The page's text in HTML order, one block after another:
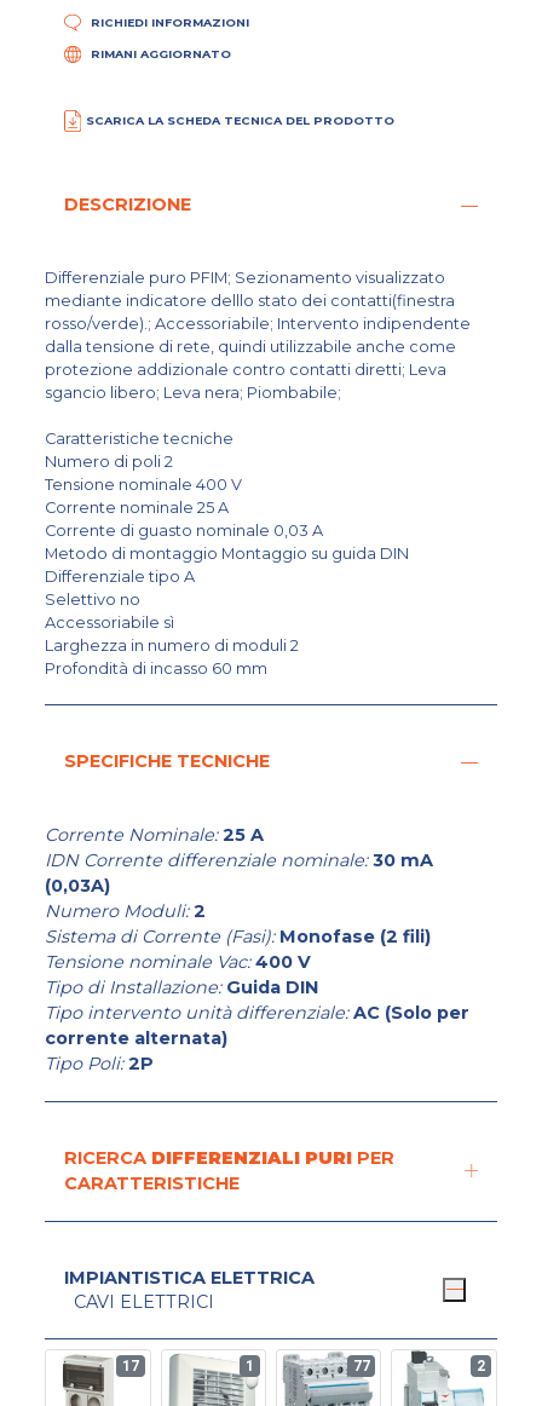
RICHIEDI INFORMAZIONI
RIMANI AGGIORNATO
SCARICA LA SCHEDA TECNICA DEL PRODOTTO
DESCRIZIONE
Differenziale puro PFIM; Sezionamento visualizzato
mediante indicatore delllo stato dei contatti(finestra
rosso/verde).; Accessoriabile; Intervento indipendente
dalla tensione di rete, quindi utilizzabile anche come
protezione addizionale contro contatti diretti; Leva
sgancio libero; Leva nera; Piombabile;
Caratteristiche tecniche
Numero di poli 2
Tensione nominale 400 V
Corrente nominale 25 A
Corrente di guasto nominale 0,03 A
Metodo di montaggio Montaggio su guida DIN
Differenziale tipo A
Selettivo no
Accessoriabile sì
Larghezza in numero di moduli 2
Profondità di incasso 60 mm
SPECIFICHE TECNICHE
Corrente Nominale: 25 A
IDN Corrente differenziale nominale: 30 mA
(0,03A)
Numero Moduli: 2
Sistema di Corrente (Fasi): Monofase (2 fili)
Tensione nominale Vac: 400 V
Tipo di Installazione: Guida DIN
Tipo intervento unità differenziale: AC (Solo per
corrente alternata)
Tipo Poli: 2P
RICERCA DIFFERENZIALI PURI PER
CARATTERISTICHE
IMPIANTISTICA ELETTRICA
CAVI ELETTRICI
17 1 77 2